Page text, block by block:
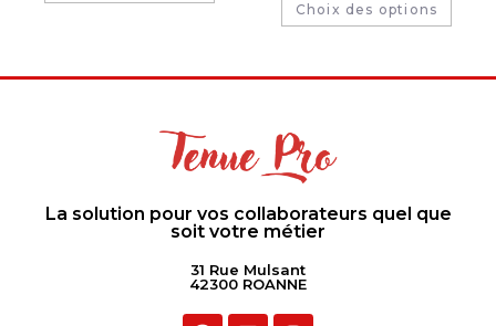
Choix des options
La solution pour vos collaborateurs quel que
soit votre métier
31 Rue Mulsant
42300 ROANNE